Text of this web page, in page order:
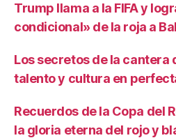
Trump llama a la FIFA y
condicional» de la roja a
Los secretos de la cantera
talento y cultura en
Recuerdos de la Copa del
la gloria eterna del rojo y